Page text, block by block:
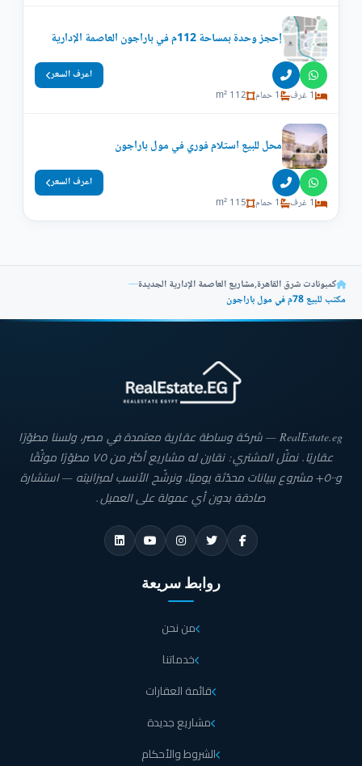
إحجز وحدة بمساحة 112م في باراجون العاصمة الإدارية
1 غرف 1 حمام 112 m²
اعرف السعر
محل للبيع استلام فوري في مول باراجون
1 غرف 1 حمام 115 m²
اعرف السعر
كمبونادت شرق القاهرة,مشاريع العاصمة الإدارية الجديدة—
مكتب للبيع 78م في مول باراجون
RealEstate.eg — شركة وساطة عقارية معتمدة في مصر، ولسنا مطوّرًا
عقاريًا. نمثّل المشتري: نقارن له مشاريع أكثر من ٧٥ مطوّرًا موثّقًا
و٥٠٠+ مشروع ببيانات محدّثة يوميًا، ونرشّح الأنسب لميزانيته — استشارة
صادقة بدون أي عمولة على العميل.
روابط سريعة
من نحن
خدماتنا
قائمة العقارات
مشاريع جديدة
الشروط والأحكام